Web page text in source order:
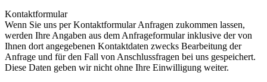
Kontaktformular
Wenn Sie uns per Kontaktformular Anfragen zukommen lassen,
werden Ihre Angaben aus dem Anfrageformular inklusive der von
Ihnen dort angegebenen Kontaktdaten zwecks Bearbeitung der
Anfrage und für den Fall von Anschlussfragen bei uns gespeichert.
Diese Daten geben wir nicht ohne Ihre Einwilligung weiter.